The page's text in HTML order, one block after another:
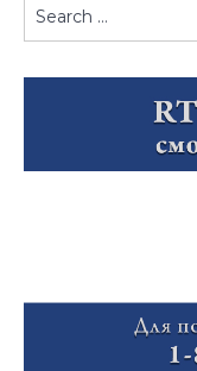
for: